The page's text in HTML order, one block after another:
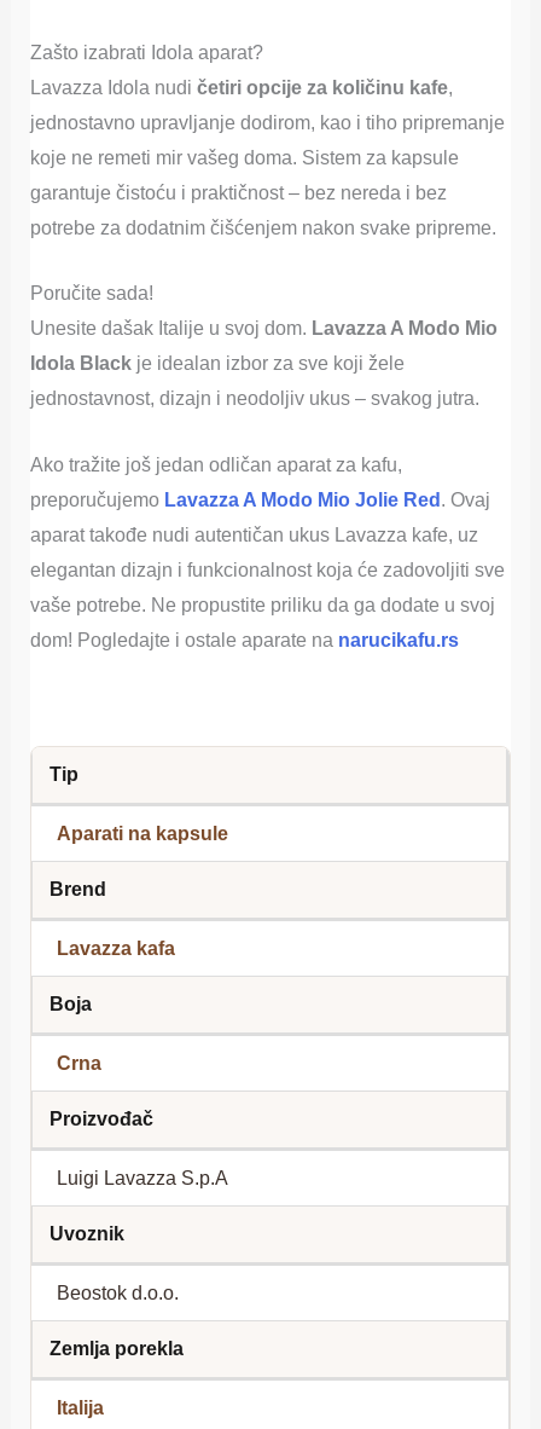
Zašto izabrati Idola aparat?
Lavazza Idola nudi četiri opcije za količinu kafe,
jednostavno upravljanje dodirom, kao i tiho pripremanje
koje ne remeti mir vašeg doma. Sistem za kapsule
garantuje čistoću i praktičnost – bez nereda i bez
potrebe za dodatnim čišćenjem nakon svake pripreme.
Poručite sada!
Unesite dašak Italije u svoj dom. Lavazza A Modo Mio
Idola Blackje idealan izbor za sve koji žele
jednostavnost, dizajn i neodoljiv ukus – svakog jutra.
Ako tražite još jedan odličan aparat za kafu,
preporučujemo Lavazza A Modo Mio Jolie Red . Ovaj
aparat takođe nudi autentičan ukus Lavazza kafe, uz
elegantan dizajn i funkcionalnost koja će zadovoljiti sve
vaše potrebe. Ne propustite priliku da ga dodate u svoj
dom! Pogledajte i ostale aparate na narucikafu.rs
Tip
Aparati na kapsule
Brend
Lavazza kafa
Boja
Crna
Proizvođač
Luigi Lavazza S.p.A
Uvoznik
Beostok d.o.o.
Zemlja porekla
Italija